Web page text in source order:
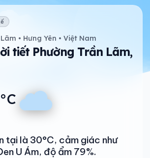
• Hưng Yên • Việt Nam
tiết Phường Trần Lãm,
°C
tại là 30°C, cảm giác như
U Ám, độ ẩm 79%.